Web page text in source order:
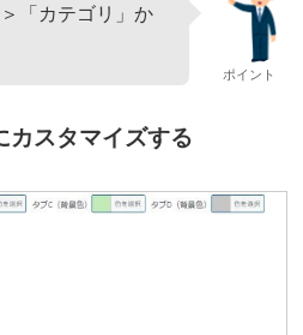
「カテゴリ」か
ポイント
カスタマイズする